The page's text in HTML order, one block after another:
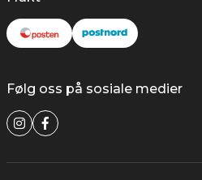
Følg oss på sosiale medier